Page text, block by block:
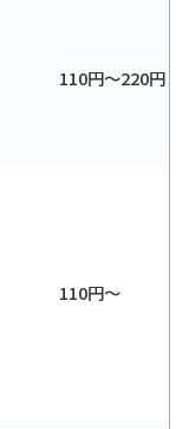
110円〜220円
110円〜